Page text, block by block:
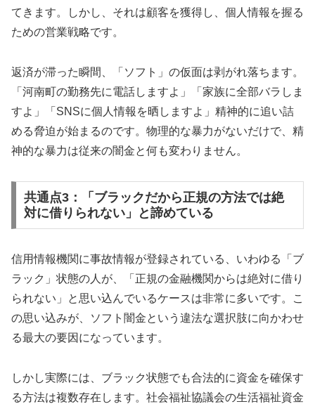
てきます。しかし、それは顧客を獲得し、個人情報を握る
ための営業戦略です。
返済が滞った瞬間、「ソフト」の仮面は剥がれ落ちます。
「河南町の勤務先に電話しますよ」「家族に全部バラしま
すよ」「SNSに個人情報を晒しますよ」精神的に追い詰
める脅迫が始まるのです。物理的な暴力がないだけで、精
神的な暴力は従来の闇金と何も変わりません。
共通点3：「ブラックだから正規の方法では絶
対に借りられない」と諦めている
信用情報機関に事故情報が登録されている、いわゆる「ブ
ラック」状態の人が、「正規の金融機関からは絶対に借り
られない」と思い込んでいるケースは非常に多いです。こ
の思い込みが、ソフト闇金という違法な選択肢に向かわせ
る最大の要因になっています。
しかし実際には、ブラック状態でも合法的に資金を確保す
る方法は複数存在します。社会福祉協議会の生活福祉資金